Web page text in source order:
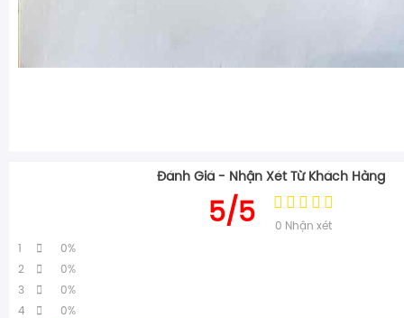
Đánh Giá - Nhận Xét Từ Khách Hàng
5/5 0 Nhận xét
1
0%
2
0%
3
0%
4
0%